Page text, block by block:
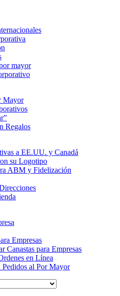
mayor
Mayor
Regalos
a EE.UU. y Canadá
su Logotipo
ABM y Fidelización
Empresas
Canastas para Empresas
en Línea
al Por Mayor